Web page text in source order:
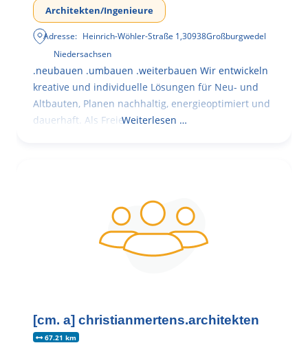
Architekten/Ingenieure
Adresse: Heinrich-Wöhler-Straße 1,30938Großburgwedel
Niedersachsen
.neubauen .umbauen .weiterbauen Wir entwickeln
kreative und individuelle Lösungen für Neu- und
Altbauten, Planen nachhaltig, energieoptimiert und
dauerhaft. Als FreieWeiterlesen …
[cm. a] christianmertens.architekten
67.21 km